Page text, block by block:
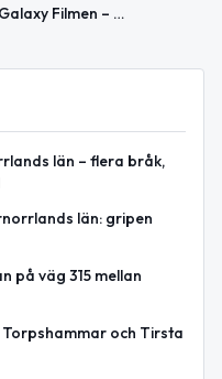
Super Mario Galaxy Filmen – Svenskt tal
län – flera bråk,
län: gripen
på väg 315 mellan
och Tirsta